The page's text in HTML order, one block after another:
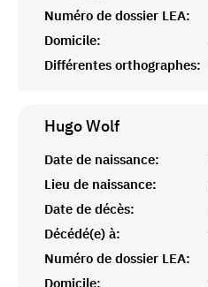
Numéro de dossier LEA:
Domicile:
Différentes orthographes:
HugoWolf
Date de naissance:
Lieu de naissance:
Date de décès:
Décédé(e) à:
Numéro de dossier LEA:
Domicile: